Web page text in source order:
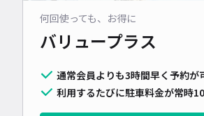
何回使っても、お得に
バリュープラス
通常会員よりも3時間早く予約が
利用するたびに駐車料金が常時